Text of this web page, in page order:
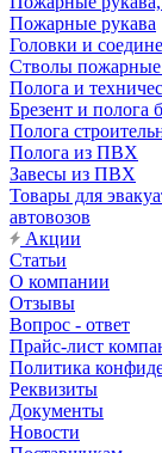
Пожарные рукава
Головки и
Стволы
Полога и
Брезент и полога
Полога
Полога из ПВХ
Завесы из ПВХ
Товары для
автовозов
Акции
Статьи
О компании
Отзывы
Вопрос - ответ
Прайс-лист
Политика
Реквизиты
Документы
Новости